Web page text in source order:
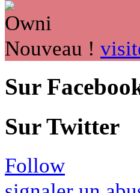
Nouveau !
Sur
Sur Twitter
Follow